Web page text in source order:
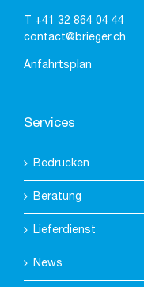
+41 32 864 04 44
contact@brieger.ch
Anfahrtsplan
Services
Bedrucken
Beratung
Lieferdienst
News